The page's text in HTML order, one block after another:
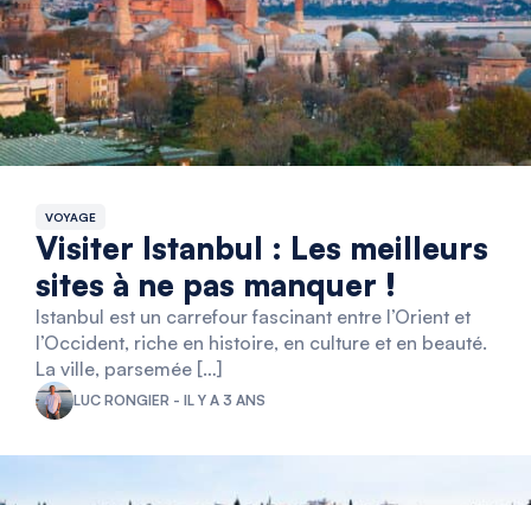
VOYAGE
Visiter Istanbul : Les meilleurs
sites à ne pas manquer !
Istanbul est un carrefour fascinant entre l’Orient et
l’Occident, riche en histoire, en culture et en beauté.
La ville, parsemée […]
LUC RONGIER - IL Y A 3 ANS